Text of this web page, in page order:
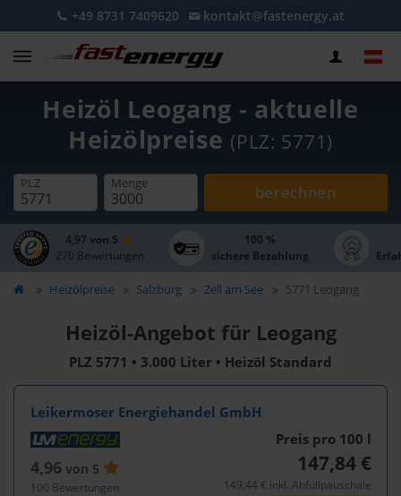
+49 8731 7409620 kontakt@fastenergy.at
Heizöl Leogang - aktuelle
Heizölpreise (PLZ: 5771)
PLZ Menge berechnen
4,97 von 5
270 Bewertungen
100 %
sichere Bezahlung
Heizölpreise Salzburg Zell am See 5771 Leogang
Heizöl-Angebot für Leogang
PLZ 5771 • 3.000 Liter • Heizöl Standard
Leikermoser Energiehandel GmbH
4,96von 5
100 Bewertungen
Preis pro 100 l
147,84 €
149,44 € inkl. Abfüllpauschale